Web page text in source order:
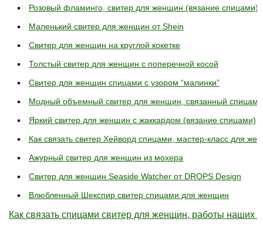
Розовый фламинго, свитер для женщин (вязание спицами)
Маленький свитер для женщин от Shein
Свитер для женщин на круглой кокетке
Толстый свитер для женщин с поперечной косой
Свитер для женщин спицами с узором “малинки”
Модный объемный свитер для женщин, связанный спицами
Яркий свитер для женщин с жаккардом (вязание спицами)
Как связать свитер Хейворд спицами, мастер-класс для
Ажурный свитер для женщин из мохера
Свитер для женщин Seaside Watcher от DROPS Design
Влюбленный Шекспир свитер спицами для женщин
Как связать спицами свитер для женщин, работы наших